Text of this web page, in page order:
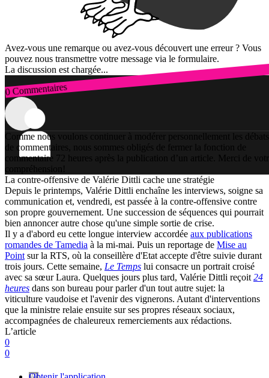
Avez-vous une remarque ou avez-vous découvert une erreur ? Vous
pouvez nous transmettre votre message via le formulaire.
La discussion est chargée...
0 Commentaires
Connexion
Comme nous voulons continuer à modérer personnellement les débats
de commentaires, nous sommes obligés de fermer la fonction de
commentaire 72 heures après la publication d’un article. Merci de
compréhension!
La contre-offensive de Valérie Dittli cache une stratégie
Depuis le printemps, Valérie Dittli enchaîne les interviews, soigne sa
communication et, vendredi, est passée à la contre-offensive contre
son propre gouvernement. Une succession de séquences qui pourrait
bien annoncer autre chose qu'une simple sortie de crise.
Il y a d'abord eu cette longue interview accordée aux publications
romandes de Tamedia à la mi-mai. Puis un reportage de Mise au
Pointsur la RTS, où la conseillère d'Etat accepte d'être suivie durant
trois jours. Cette semaine, Le Temps lui consacre un portrait croisé
avec sa sœur Laura. Quelques jours plus tard, Valérie Dittli reçoit24
heures dans son bureau pour parler d'un tout autre sujet: la
viticulture vaudoise et l'avenir des vignerons. Autant d'interventions
que la ministre relaie ensuite sur ses propres réseaux sociaux,
accompagnées de chaleureux remerciements aux rédactions.
L’article
0
0